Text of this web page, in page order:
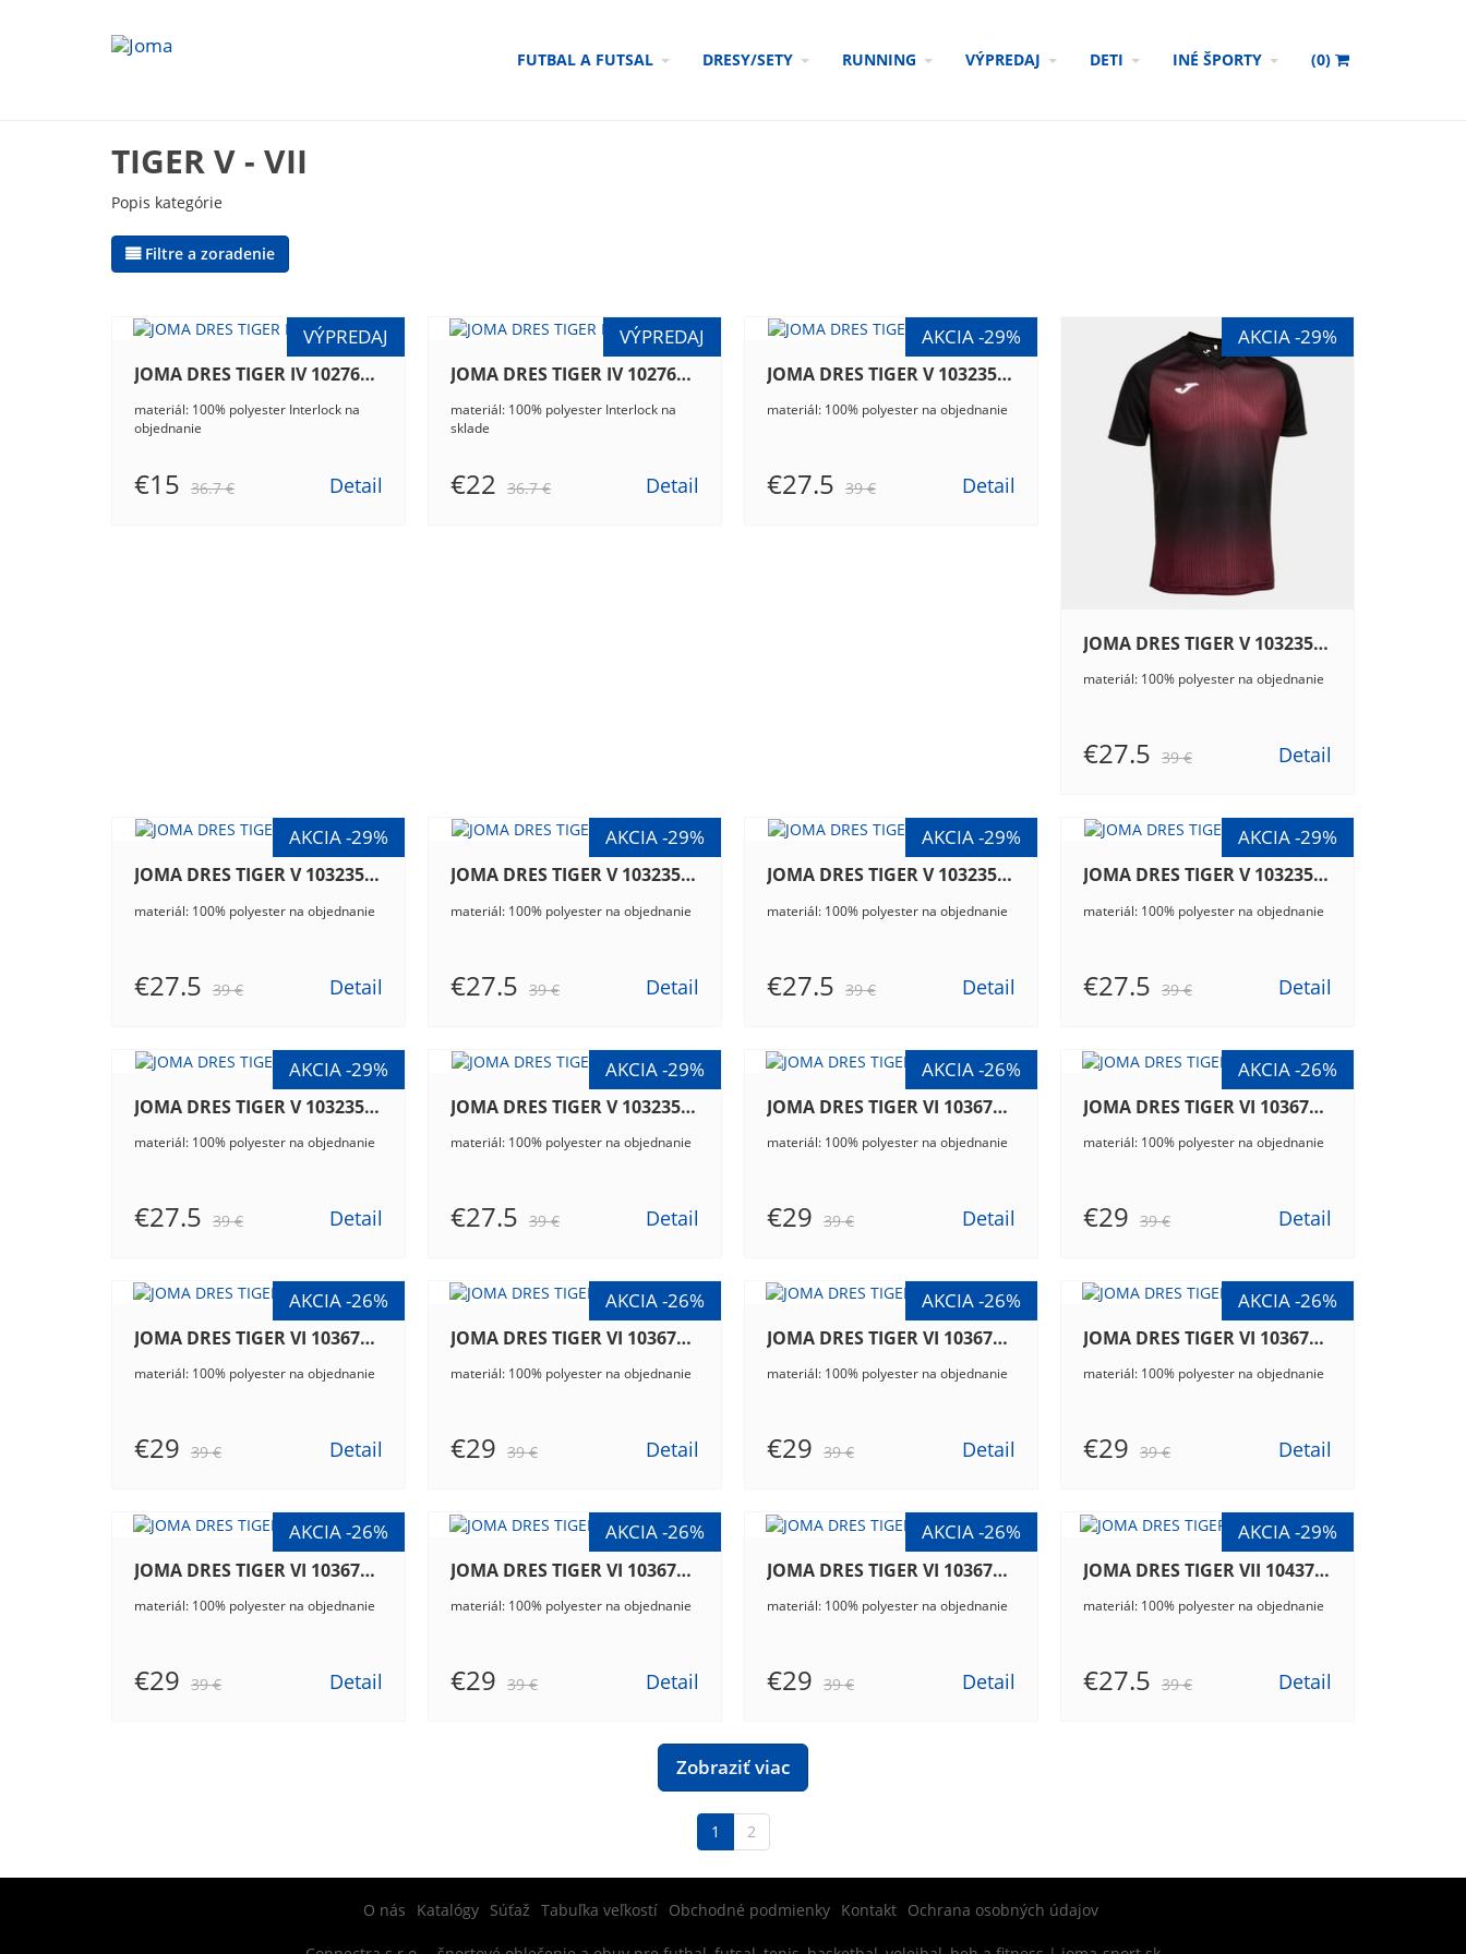
FUTBAL A FUTSAL DRESY/SETY RUNNING VÝPREDAJ DETI INÉ ŠPORTY (0)
TIGER V - VII
Popis kategórie
Filtre a zoradenie
JOMA DRES TIGER IV 102764.119
materiál: 100% polyester Interlock na
objednanie
€15 36.7 € Detail
JOMA DRES TIGER IV 102764.901
materiál: 100% polyester Interlock na
sklade
€22 36.7 € Detail
JOMA DRES TIGER V 103235.109
materiál: 100% polyester na objednanie
€27.5 39 € Detail
JOMA DRES TIGER V 103235.115
materiál: 100% polyester na objednanie
€27.5 39 € Detail
JOMA DRES TIGER V 103235.118
materiál: 100% polyester na objednanie
€27.5 39 € Detail
JOMA DRES TIGER V 103235.351
materiál: 100% polyester na objednanie
€27.5 39 € Detail
JOMA DRES TIGER V 103235.472
materiál: 100% polyester na objednanie
€27.5 39 € Detail
JOMA DRES TIGER V 103235.561
materiál: 100% polyester na objednanie
€27.5 39 € Detail
JOMA DRES TIGER V 103235.601
materiál: 100% polyester na objednanie
€27.5 39 € Detail
JOMA DRES TIGER V 103235.701
materiál: 100% polyester na objednanie
€27.5 39 € Detail
JOMA DRES TIGER VI 103679.013
materiál: 100% polyester na objednanie
€29 39 € Detail
JOMA DRES TIGER VI 103679.206
materiál: 100% polyester na objednanie
€29 39 € Detail
JOMA DRES TIGER VI 103679.207
materiál: 100% polyester na objednanie
€29 39 € Detail
JOMA DRES TIGER VI 103679.207
materiál: 100% polyester na objednanie
€29 39 € Detail
JOMA DRES TIGER VI 103679.601
materiál: 100% polyester na objednanie
€29 39 € Detail
JOMA DRES TIGER VI 103679.607
materiál: 100% polyester na objednanie
€29 39 € Detail
JOMA DRES TIGER VI 103679.701
materiál: 100% polyester na objednanie
€29 39 € Detail
JOMA DRES TIGER VI 103679.881
materiál: 100% polyester na objednanie
€29 39 € Detail
JOMA DRES TIGER VI 103679.901
materiál: 100% polyester na objednanie
€29 39 € Detail
JOMA DRES TIGER VII 104378.106
materiál: 100% polyester na objednanie
€27.5 39 € Detail
Zobraziť viac
1 2
O nás Katalógy Súťaž Tabuľka veľkostí Obchodné podmienky Kontakt Ochrana osobných údajov